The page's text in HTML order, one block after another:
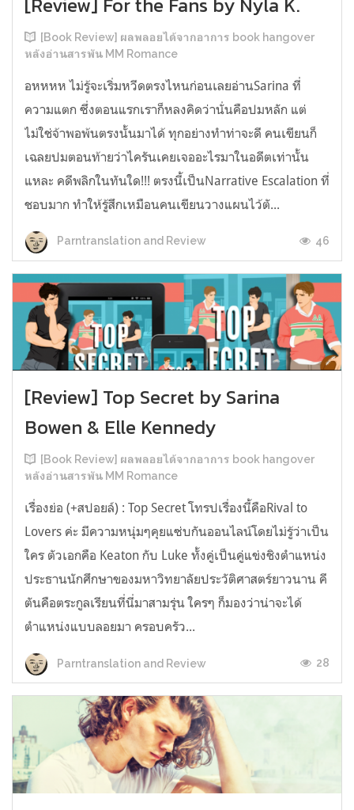
[Book Review] ผลพลอยได้จากอาการ book hangover
หลังอ่านสารพัน MM Romance
อหหหห ไม่รู้จะเริ่มหวีดตรงไหนก่อนเลยอ่านSarina ที่
ความแตก ซึ่งตอนแรกเราก็หลงคิดว่านั่นคือปมหลัก แต่
ไม่ใช่จ้าพอพ้นตรงนั้นมาได้ ทุกอย่างทำท่าจะดี คนเขียนก็
เฉลยปมตอนท้ายว่าไครันเคยเจออะไรมาในอดีตเท่านั้น
แหละ คดีพลิกในทันใด!!! ตรงนี้เป็นNarrative Escalation ที่
ชอบมาก ทำให้รู้สึกเหมือนคนเขียนวางแผนไว้ตั...
Parntranslation and Review 46
[Review] Top Secret by Sarina
Bowen & Elle Kennedy
[Book Review] ผลพลอยได้จากอาการ book hangover
หลังอ่านสารพัน MM Romance
เรื่องย่อ (+สปอยล์) : Top Secret โทรปเรื่องนี้คือRival to
Lovers ค่ะ มีความหนุ่มๆคุยแซ่บกันออนไลน์โดยไม่รู้ว่าเป็น
ใคร ตัวเอกคือ Keaton กับ Luke ทั้งคู่เป็นคู่แข่งชิงตำแหน่ง
ประธานนักศึกษาของมหาวิทยาลัยประวัติศาสตร์ยาวนาน คี
ตันคือตระกูลเรียนที่นี่มาสามรุ่น ใครๆ ก็มองว่าน่าจะได้
ตำแหน่งแบบลอยมา ครอบครัว...
Parntranslation and Review 28